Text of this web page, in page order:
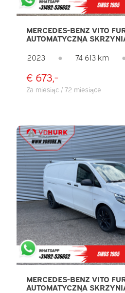
MERCEDES-BENZ VITO
AUTOMATYCZNA
PODGRZEWANE FOTELE,
POSTOJOWE,
KAMERA, KLIMATYZACJA,
PARKOWANIA PDC,
HAK HOLOWNICZY
2023 ● 74 613 km ●
€ 673,-
Za miesiąc / 72 miesiące
MERCEDES-BENZ VITO
AUTOMATYCZNA